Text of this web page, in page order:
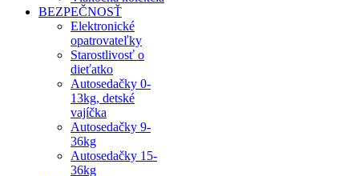
BEZPEČNOSŤ
Elektronické
opatrovateľky
Starostlivosť o
dieťatko
Autosedačky 0-
13kg, detské
vajíčka
Autosedačky 9-
36kg
Autosedačky 15-
36kg